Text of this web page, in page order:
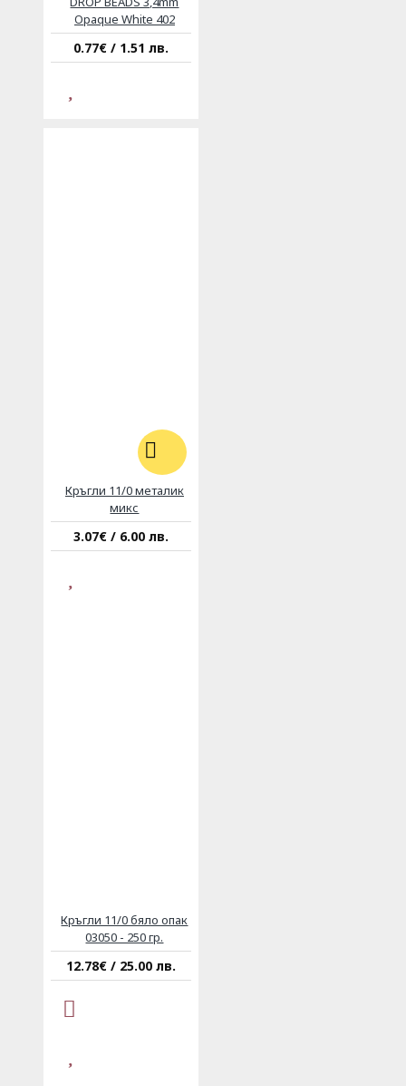
Opaque White 402
0.77€ / 1.51 лв.
Кръгли 11/0 металик
микс
3.07€ / 6.00 лв.
Кръгли 11/0 бяло опак
03050 - 250 гр.
12.78€ / 25.00 лв.